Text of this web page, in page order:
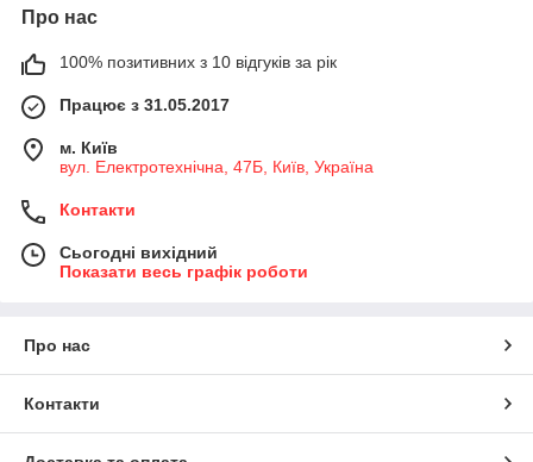
Про нас
100% позитивних з 10 відгуків за рік
Працює з 31.05.2017
м. Київ
вул. Електротехнічна, 47Б, Київ, Україна
Контакти
Сьогодні вихідний
Показати весь графік роботи
Про нас
Контакти